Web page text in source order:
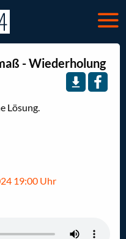
- Wiederholung
Lösung.
19:00 Uhr